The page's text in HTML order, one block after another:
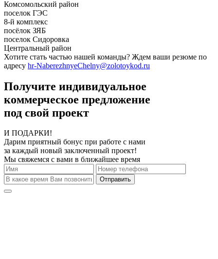
Комсомольский район
поселок ГЭС
8-й комплекс
посёлок ЗЯБ
поселок Сидоровка
Центральный район
Хотите стать частью нашей команды? Ждем ваши резюме по
адресу hr-NaberezhnyeChelny@zolotoykod.ru
Получите индивидуальное
коммерческое предложение
под свой проект
И ПОДАРКИ!
Дарим приятный бонус при работе с нами
за каждый новый заключенный проект!
Мы свяжемся с вами в ближайшее время
Отправить